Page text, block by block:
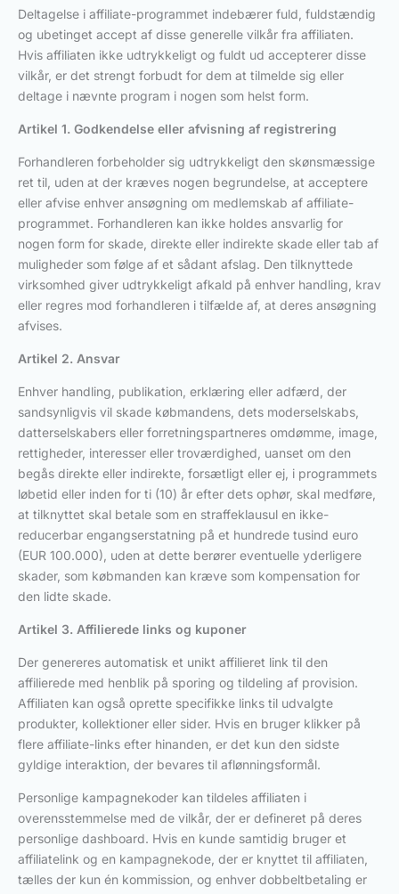
Deltagelse i affiliate-programmet indebærer fuld, fuldstændig
og ubetinget accept af disse generelle vilkår fra affiliaten.
Hvis affiliaten ikke udtrykkeligt og fuldt ud accepterer disse
vilkår, er det strengt forbudt for dem at tilmelde sig eller
deltage i nævnte program i nogen som helst form.
Artikel 1. Godkendelse eller afvisning af registrering
Forhandleren forbeholder sig udtrykkeligt den skønsmæssige
ret til, uden at der kræves nogen begrundelse, at acceptere
eller afvise enhver ansøgning om medlemskab af affiliate-
programmet. Forhandleren kan ikke holdes ansvarlig for
nogen form for skade, direkte eller indirekte skade eller tab af
muligheder som følge af et sådant afslag. Den tilknyttede
virksomhed giver udtrykkeligt afkald på enhver handling, krav
eller regres mod forhandleren i tilfælde af, at deres ansøgning
afvises.
Artikel 2. Ansvar
Enhver handling, publikation, erklæring eller adfærd, der
sandsynligvis vil skade købmandens, dets moderselskabs,
datterselskabers eller forretningspartneres omdømme, image,
rettigheder, interesser eller troværdighed, uanset om den
begås direkte eller indirekte, forsætligt eller ej, i programmets
løbetid eller inden for ti (10) år efter dets ophør, skal medføre,
at tilknyttet skal betale som en straffeklausul en ikke-
reducerbar engangserstatning på et hundrede tusind euro
(EUR 100.000), uden at dette berører eventuelle yderligere
skader, som købmanden kan kræve som kompensation for
den lidte skade.
Artikel 3. Affilierede links og kuponer
Der genereres automatisk et unikt affilieret link til den
affilierede med henblik på sporing og tildeling af provision.
Affiliaten kan også oprette specifikke links til udvalgte
produkter, kollektioner eller sider. Hvis en bruger klikker på
flere affiliate-links efter hinanden, er det kun den sidste
gyldige interaktion, der bevares til aflønningsformål.
Personlige kampagnekoder kan tildeles affiliaten i
overensstemmelse med de vilkår, der er defineret på deres
personlige dashboard. Hvis en kunde samtidig bruger et
affiliatelink og en kampagnekode, der er knyttet til affiliaten,
tælles der kun én kommission, og enhver dobbeltbetaling er